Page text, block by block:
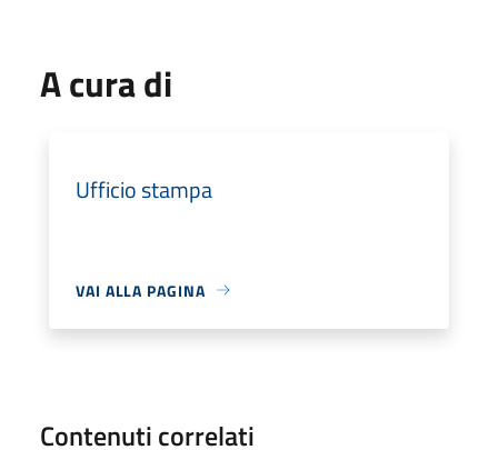
A cura di
Ufficio stampa
VAI ALLA PAGINA
Contenuti correlati